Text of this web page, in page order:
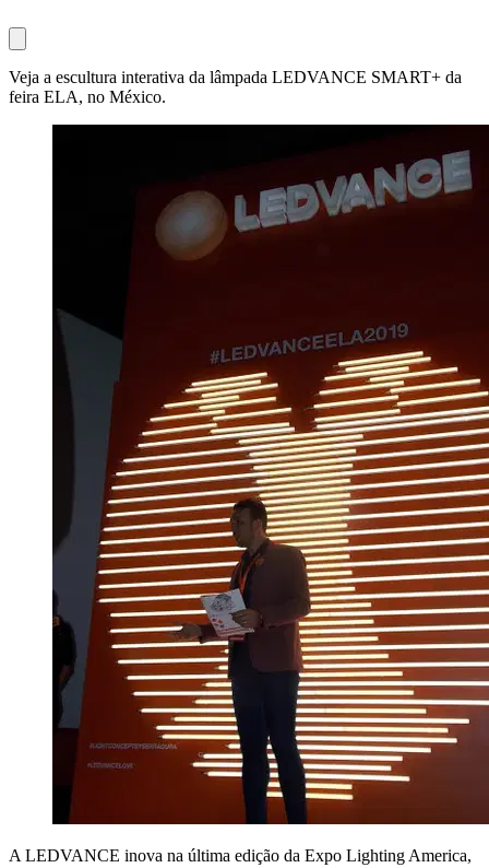
Veja a escultura interativa da lâmpada LEDVANCE SMART+ da
feira ELA, no México.
A LEDVANCE inova na última edição da Expo Lighting America,